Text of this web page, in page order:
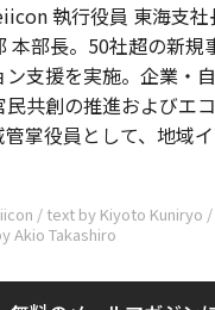
執行役員 東海支社
本部長。50社超の新規
ン支援を実施。企業・
共創の推進およびエ
掌役員として、地域
/ text by Kiyoto Kuniryo
Akio Takashiro